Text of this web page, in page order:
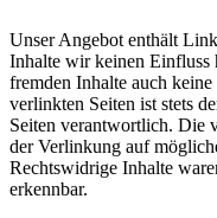
Unser Angebot enthält
Inhalte wir keinen Einfluss
fremden Inhalte auch
verlinkten Seiten ist stets
Seiten verantwortlich. Die
der Verlinkung auf
Rechtswidrige Inhalte
erkennbar.